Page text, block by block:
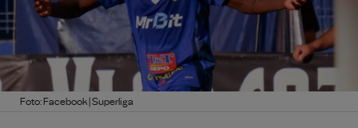
Foto: Facebook | Superliga